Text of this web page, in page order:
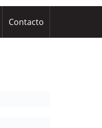
Contacto